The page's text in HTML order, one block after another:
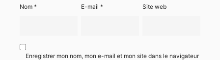
Nom * E-mail* Site web
Enregistrer mon nom, mon e-mail et mon site dans le navigateur